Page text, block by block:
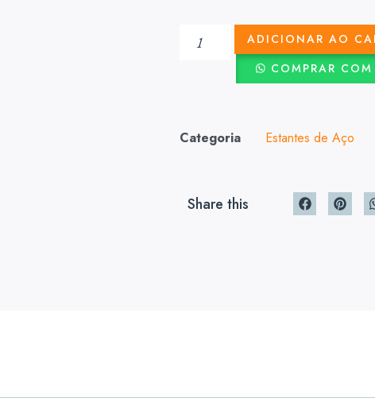
ADICIONAR AO
COMPRAR
Categoria Estantes de Aço
Share this